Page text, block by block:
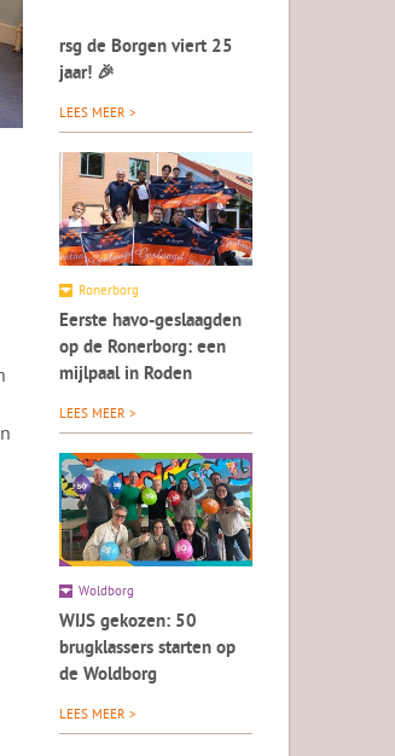
rsg de Borgen viert 25
jaar! 🎉
LEES MEER >
Ronerborg
Eerste havo-geslaagden
op de Ronerborg: een
mijlpaal in Roden
LEES MEER >
Woldborg
WIJS gekozen: 50
brugklassers starten op
de Woldborg
LEES MEER >